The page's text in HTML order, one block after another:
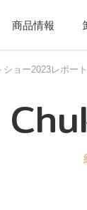
商品情報
ョー2023レポート